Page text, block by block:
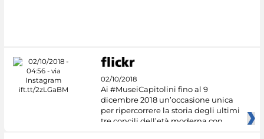
02/10/2018
Ai #MuseiCapitolini fino al 9
dicembre 2018 un’occasione unica
per ripercorrere la storia degli ultimi
tre concili dell’età moderna con